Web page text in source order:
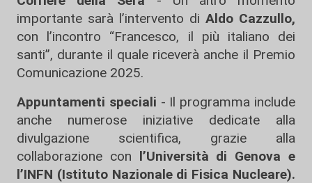
importante sarà l’intervento di Aldo Cazzullo,
con l’incontro “Francesco, il più italiano dei
santi”, durante il quale riceverà anche il Premio
Comunicazione 2025.
Appuntamenti speciali - Il programma include
anche numerose iniziative dedicate alla
divulgazione scientifica, grazie alla
collaborazione con l’Università di Genova e
l’INFN (Istituto Nazionale di Fisica Nucleare).